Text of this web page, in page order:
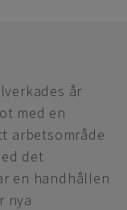
år
med en
arbetsområde
det
en handhållen
nya